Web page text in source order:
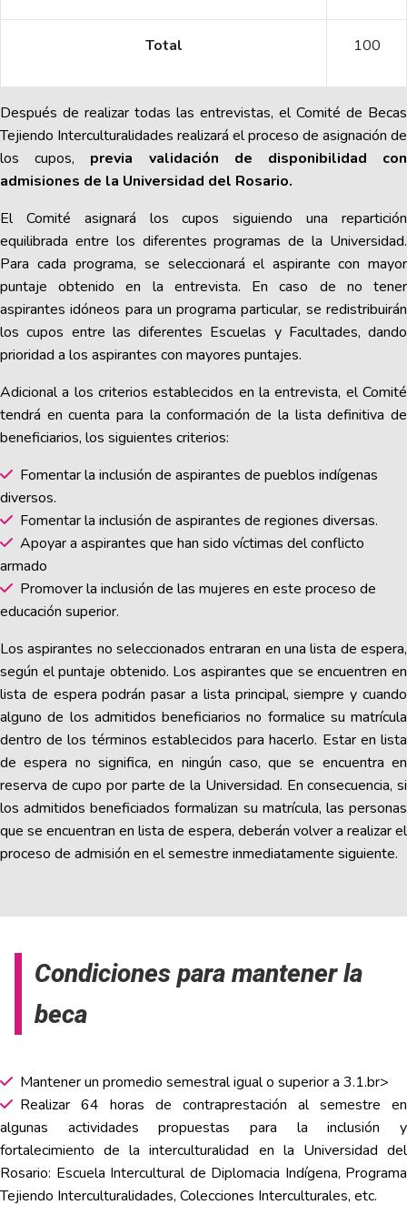
Total 100
Después de realizar todas las entrevistas, el Comité de Becas
Tejiendo Interculturalidades realizará el proceso de asignación de
los cupos, previa validación de disponibilidad con
admisiones de la Universidad del Rosario.
El Comité asignará los cupos siguiendo una repartición
equilibrada entre los diferentes programas de la Universidad.
Para cada programa, se seleccionará el aspirante con mayor
puntaje obtenido en la entrevista. En caso de no tener
aspirantes idóneos para un programa particular, se redistribuirán
los cupos entre las diferentes Escuelas y Facultades, dando
prioridad a los aspirantes con mayores puntajes.
Adicional a los criterios establecidos en la entrevista, el Comité
tendrá en cuenta para la conformación de la lista definitiva de
beneficiarios, los siguientes criterios:
Fomentar la inclusión de aspirantes de pueblos indígenas
diversos.
Fomentar la inclusión de aspirantes de regiones diversas.
Apoyar a aspirantes que han sido víctimas del conflicto
armado
Promover la inclusión de las mujeres en este proceso de
educación superior.
Los aspirantes no seleccionados entraran en una lista de espera,
según el puntaje obtenido. Los aspirantes que se encuentren en
lista de espera podrán pasar a lista principal, siempre y cuando
alguno de los admitidos beneficiarios no formalice su matrícula
dentro de los términos establecidos para hacerlo. Estar en lista
de espera no significa, en ningún caso, que se encuentra en
reserva de cupo por parte de la Universidad. En consecuencia, si
los admitidos beneficiados formalizan su matrícula, las personas
que se encuentran en lista de espera, deberán volver a realizar el
proceso de admisión en el semestre inmediatamente siguiente.
Condiciones para mantener la
beca
Mantener un promedio semestral igual o superior a 3.1.br>
Realizar 64 horas de contraprestación al semestre en
algunas actividades propuestas para la inclusión y
fortalecimiento de la interculturalidad en la Universidad del
Rosario: Escuela Intercultural de Diplomacia Indígena, Programa
Tejiendo Interculturalidades, Colecciones Interculturales, etc.